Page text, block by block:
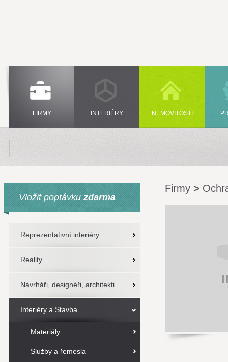
FIRMY INTERIÉRY NEMOVITOSTI
Vložit poptávku zdarma
Reprezentativní interiéry
Reality
Návrháři, designéři, architekti
Interiéry a Stavba
Materiály
Služby a řemesla
Firmy >